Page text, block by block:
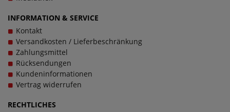
INFORMATION & SERVICE
Kontakt
Versandkosten / Lieferbeschränkung
Zahlungsmittel
Rücksendungen
Kundeninformationen
Vertrag widerrufen
RECHTLICHES